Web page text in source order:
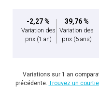
-2,27 %
Variation des
prix (1 an)
39,76 %
Variation des
prix (5 ans)
Variations sur 1 an
précédente. Trouvez un